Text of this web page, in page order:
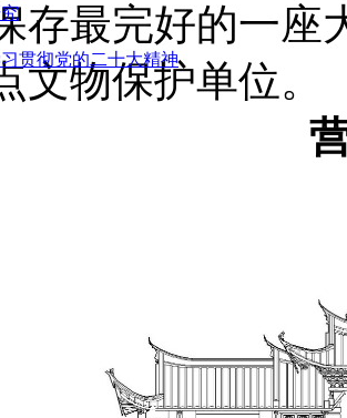
贯彻党的二十大精神
存最完好的一座
文物保护单位。